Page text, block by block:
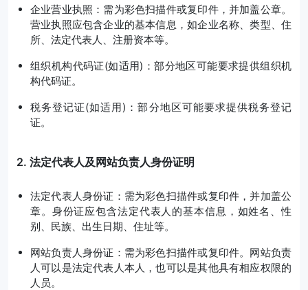
企业营业执照：需为彩色扫描件或复印件，并加盖公章。
营业执照应包含企业的基本信息，如企业名称、类型、住
所、法定代表人、注册资本等。
组织机构代码证(如适用)：部分地区可能要求提供组织机
构代码证。
税务登记证(如适用)：部分地区可能要求提供税务登记
证。
2. 法定代表人及网站负责人身份证明
法定代表人身份证：需为彩色扫描件或复印件，并加盖公
章。身份证应包含法定代表人的基本信息，如姓名、性
别、民族、出生日期、住址等。
网站负责人身份证：需为彩色扫描件或复印件。网站负责
人可以是法定代表人本人，也可以是其他具有相应权限的
人员。